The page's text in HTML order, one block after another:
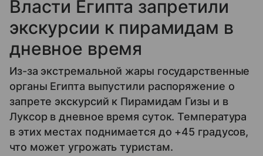
Власти Египта запретили
экскурсии к пирамидам в
дневное время
Из-за экстремальной жары государственные
органы Египта выпустили распоряжение о
запрете экскурсий к Пирамидам Гизы и в
Луксор в дневное время суток. Температура
в этих местах поднимается до +45 градусов,
что может угрожать туристам.